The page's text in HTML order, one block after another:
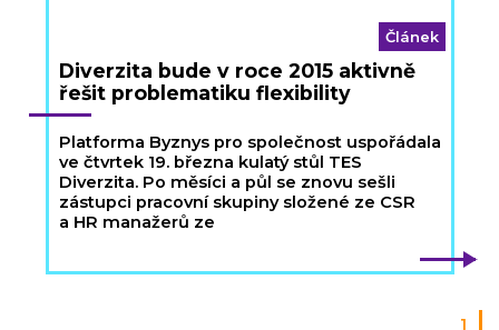
Článek
Diverzita bude v roce 2015 aktivně
řešit problematiku flexibility
Platforma Byznys pro společnost uspořádala
ve čtvrtek 19. března kulatý stůl TES
Diverzita. Po měsíci a půl se znovu sešli
zástupci pracovní skupiny složené ze CSR
a HR manažerů ze
1